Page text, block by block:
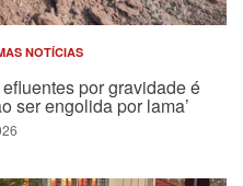
NOTÍCIAS
por gravidade é
ser engolida por lama’